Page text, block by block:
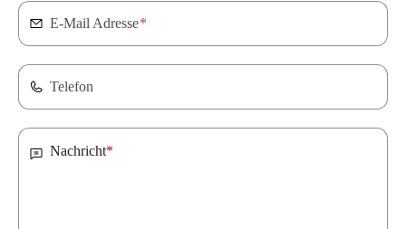
E-Mail Adresse*
Telefon
Nachricht*